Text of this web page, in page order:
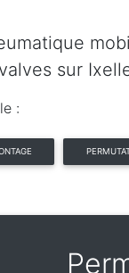
sur
: